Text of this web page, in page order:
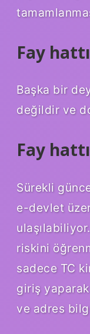
Fay
Başka bir
değildir ve
Fay
Sürekli
e-devlet
riskini
sadece TC
giriş
ve adres